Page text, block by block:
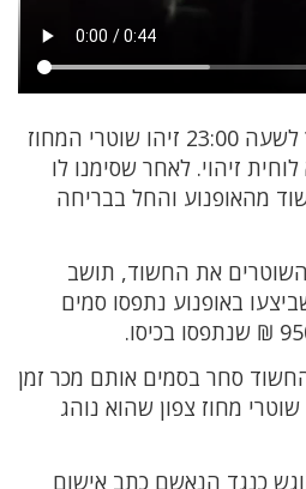
בתאריך 19/07/24 סמוך לשעה 23:00 זיהו שוטרי המחוז
זיהוי. לאחר שסימנו לו
מהאופנוע והחל בבריחה
את החשוד, תושב
שביצעו באופנוע נתפסו סמים
סחר בסמים אותם מכר זמן
מחוז צפון שהוא נוהג
כנגד הנאשם כתב אישום